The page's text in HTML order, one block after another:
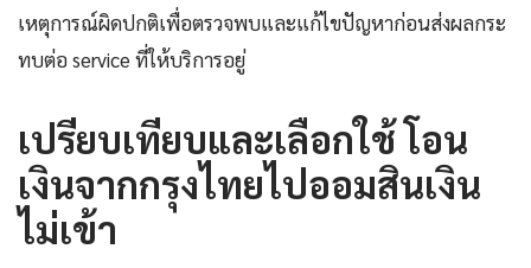
เหตุการณ์ผิดปกติเพื่อตรวจพบและแก้ไขปัญหาก่อนส่งผลกระ
ทบต่อ service ที่ให้บริการอยู่
เปรียบเทียบและเลือกใช้ โอน
เงินจากกรุงไทยไปออมสินเงิน
ไม่เข้า